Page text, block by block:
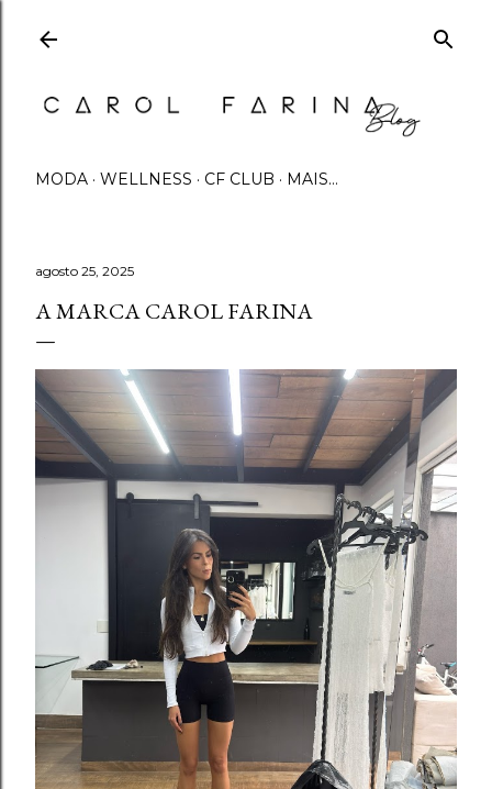
MODA WELLNESS CF CLUB MAIS…
agosto 25, 2025
A MARCA CAROL FARINA